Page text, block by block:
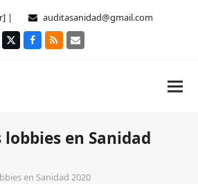
| auditasanidad@gmail.com
TwitterFacebook
RSS Correo
en Sanidad
en Sanidad 2020